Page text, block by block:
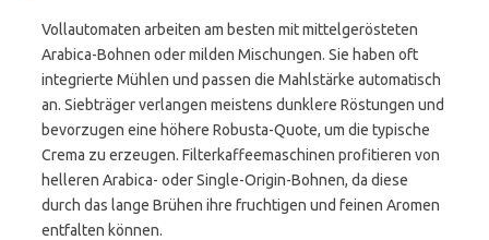
Vollautomaten arbeiten am besten mit mittelgerösteten
Arabica-Bohnen oder milden Mischungen. Sie haben oft
integrierte Mühlen und passen die Mahlstärke automatisch
an. Siebträger verlangen meistens dunklere Röstungen und
bevorzugen eine höhere Robusta-Quote, um die typische
Crema zu erzeugen. Filterkaffeemaschinen profitieren von
helleren Arabica- oder Single-Origin-Bohnen, da diese
durch das lange Brühen ihre fruchtigen und feinen Aromen
entfalten können.